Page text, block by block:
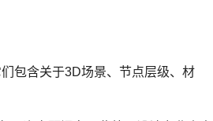
包含关于3D场景、节点层级、材